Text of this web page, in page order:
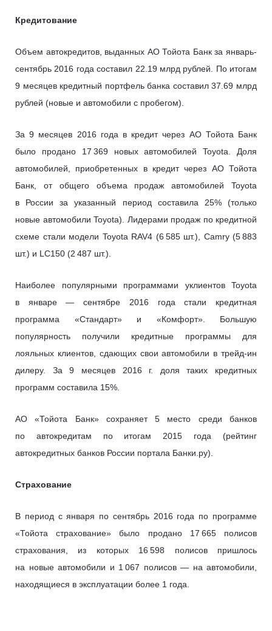
Кредитование
Объем автокредитов, выданных АО Тойота Банк за январь-
сентябрь 2016 года составил 22.19 млрд рублей. По итогам
9 месяцев кредитный портфель банка составил 37.69 млрд
рублей (новые и автомобили с пробегом).
За 9 месяцев 2016 года в кредит через АО Тойота Банк
было продано 17 369 новых автомобилей Toyota. Доля
автомобилей, приобретенных в кредит через АО Тойота
Банк, от общего объема продаж автомобилей Toyota
в России за указанный период составила 25% (только
новые автомобили Toyota). Лидерами продаж по кредитной
схеме стали модели Toyota RAV4 (6 585 шт.), Camry (5 883
шт.) и LC150 (2 487 шт.).
Наиболее популярными программами уклиентов Toyota
в январе — сентябре 2016 года стали кредитная
программа «Стандарт» и «Комфорт». Большую
популярность получили кредитные программы для
лояльных клиентов, сдающих свои автомобили в трейд-ин
дилеру. За 9 месяцев 2016 г. доля таких кредитных
программ составила 15%.
АО «Тойота Банк» сохраняет 5 место среди банков
по автокредитам по итогам 2015 года (рейтинг
автокредитных банков России портала Банки.ру).
Страхование
В период с января по сентябрь 2016 года по программе
«Тойота страхование» было продано 17 665 полисов
страхования, из которых 16 598 полисов пришлось
на новые автомобили и 1 067 полисов — на автомобили,
находящиеся в эксплуатации более 1 года.